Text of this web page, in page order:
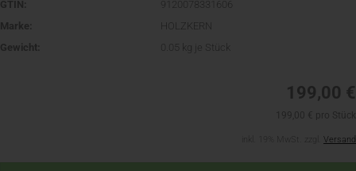
GTIN:
9120078331606
Marke:
HOLZKERN
Gewicht:
kg je Stück
199,00 €
Versand